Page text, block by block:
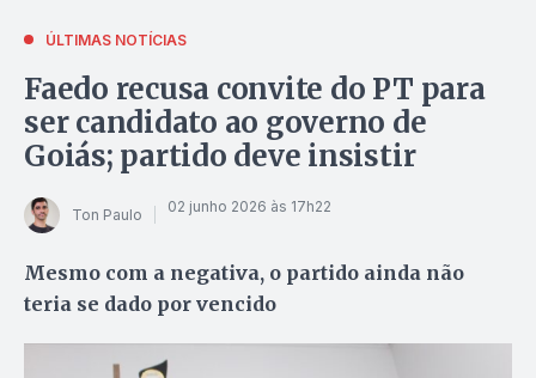
ÚLTIMAS NOTÍCIAS
Faedo recusa convite do PT para
ser candidato ao governo de
Goiás; partido deve insistir
Ton Paulo 02 junho 2026 às 17h22
Mesmo com a negativa, o partido ainda não
teria se dado por vencido